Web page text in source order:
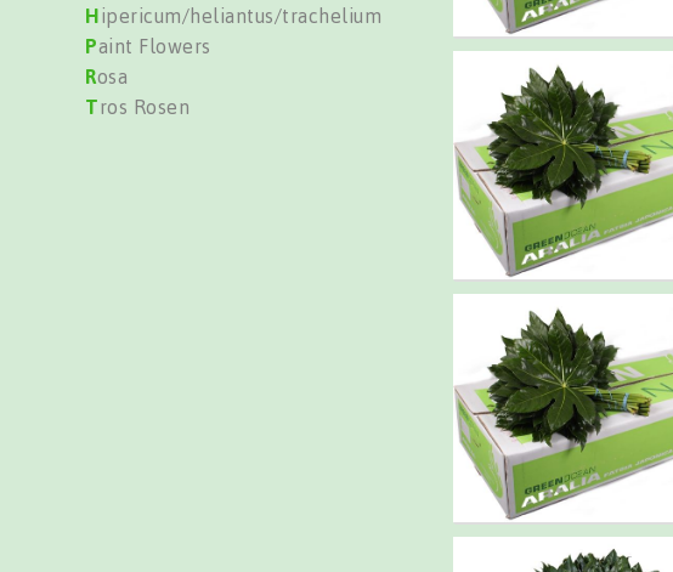
Hipericum/heliantus/trachelium
Paint Flowers
Rosa
Tros Rosen